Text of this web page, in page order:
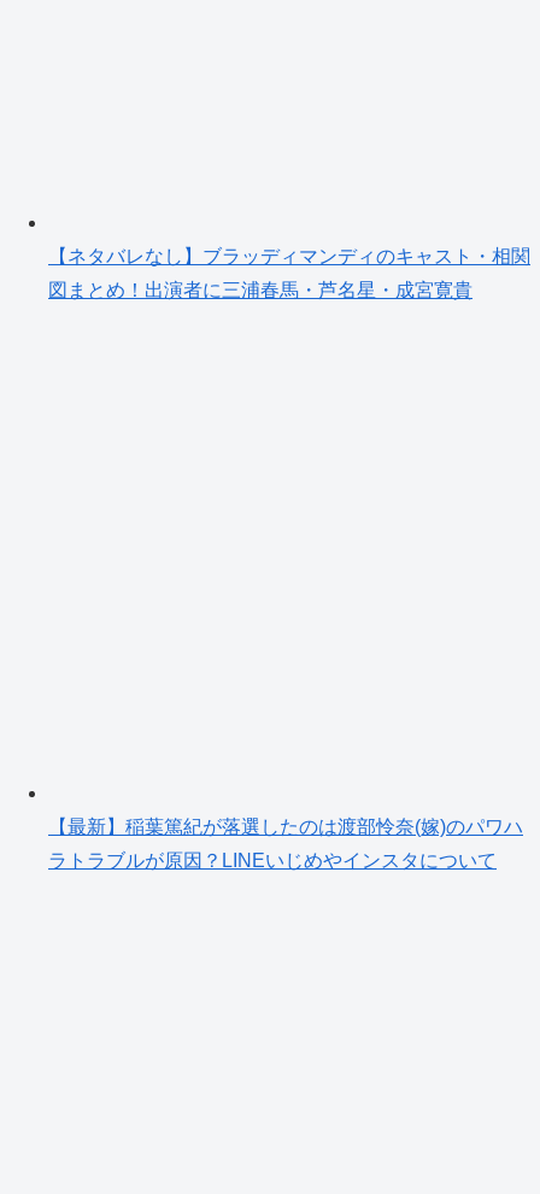
【ネタバレなし】ブラッディマンディのキャスト・相関
図まとめ！出演者に三浦春馬・芦名星・成宮寛貴
【最新】稲葉篤紀が落選したのは渡部怜奈(嫁)のパワハ
ラトラブルが原因？LINEいじめやインスタについて